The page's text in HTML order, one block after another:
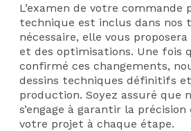
L’examen de votre commande
technique est inclus dans nos
nécessaire, elle vous
et des optimisations. Une fois
confirmé ces changements,
dessins techniques définitifs
production. Soyez assuré que
s’engage à garantir la
votre projet à chaque étape.